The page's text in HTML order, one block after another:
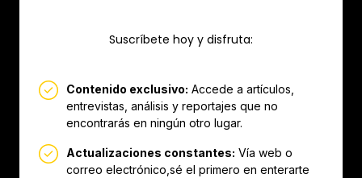
Suscríbete hoy y disfruta:
Contenido exclusivo: Accede a artículos,
entrevistas, análisis y reportajes que no
encontrarás en ningún otro lugar.
Actualizaciones constantes: Vía web o
correo electrónico,sé el primero en enterarte